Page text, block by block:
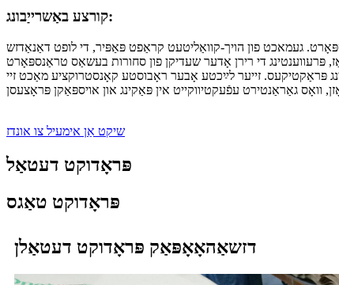
קורצע באַשרייַבונג:
געמאכט פון הויך-קוואַליטעט קראַפט פּאַפּיר, די לופט דאַנאַדזש
פּראַקטיקעס. זייער לײַכטע אָבער ראָבוסטע קאָנסטרוקציע מאַכט זיי
שיקט אַן אימעיל צו אונדז
פּראָדוקט דעטאַל
פּראָדוקט טאַגס
דזשאַהאָאָפּאַק פּראָדוקט דעטאַלן